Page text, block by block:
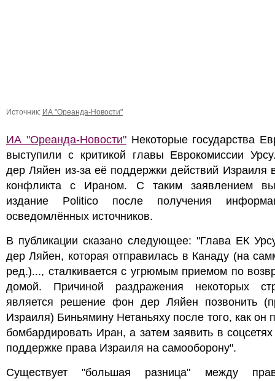
Источник: ИА "Ореанда-Новости"
ИА "Ореанда-Новости"Некоторые государства
выступили с критикой главы Еврокомиссии
дер Ляйен из-за её поддержки действий Израиля
конфликта с Ираном. С таким заявлением
издание Politico после получения
осведомлённых источников.
В публикации сказано следующее: "Глава ЕК
дер Ляйен, которая отправилась в Канаду (на
ред.)..., сталкивается с угрюмым приемом по
домой. Причиной раздражения некоторых
является решение фон дер Ляйен позвонить
Израиля) Биньямину Нетаньяху после того, как он
бомбардировать Иран, а затем заявить в
поддержке права Израиля на самооборону".
Существует "большая разница" между